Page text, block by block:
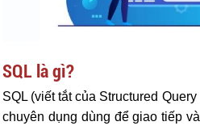
SQL là gì?
SQL (viết tắt của Structured
chuyên dụng dùng để giao tiếp